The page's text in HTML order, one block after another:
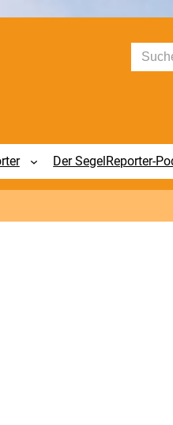
Suchen
Der SegelReporter-